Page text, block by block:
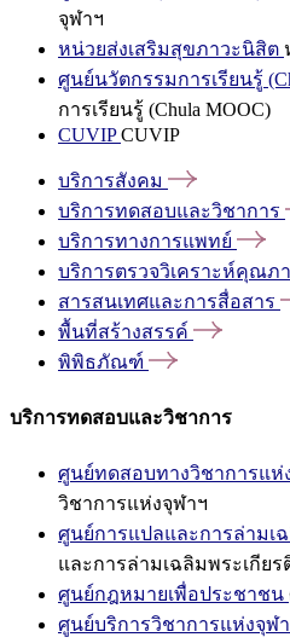
จุฬาฯ
หน่วยส่งเสริมสุขภาวะนิสิต
ศูนย์นวัตกรรมการเรียนรู้
การเรียนรู้ (Chula MOOC)
CUVIPCUVIP
บริการสังคม
บริการทดสอบและวิชาการ
บริการทางการแพทย์
บริการตรวจวิเคราะห์คุณภ
สารสนเทศและการสื่อสาร
พื้นที่สร้างสรรค์
พิพิธภัณฑ์
บริการทดสอบและวิชาการ
ศูนย์ทดสอบทางวิชาการแห่
วิชาการแห่งจุฬาฯ
ศูนย์การแปลและการล่ามเ
และการล่ามเฉลิมพระเกียร
ศูนย์กฎหมายเพื่อประชาชน
ศูนย์บริการวิชาการแห่งจุฬ